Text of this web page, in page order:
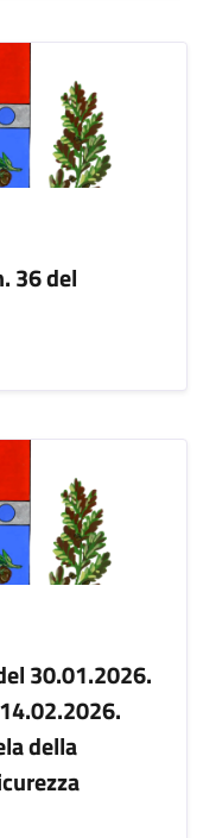
36 del
30.01.2026.
della